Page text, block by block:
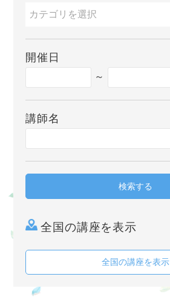
開催日
～
講師名
検索する
全国の講座を表示
全国の講座を表示